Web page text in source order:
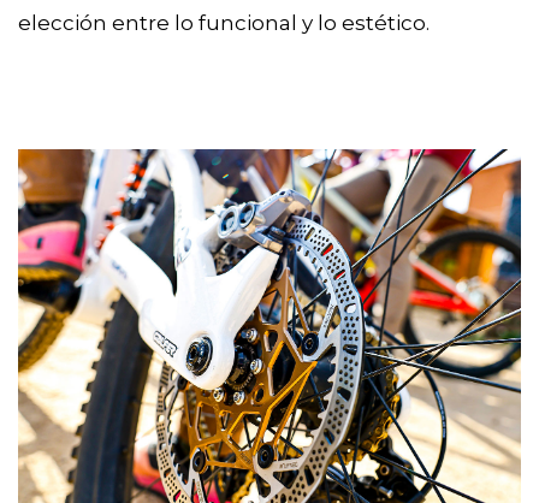
elección entre lo funcional y lo estético.